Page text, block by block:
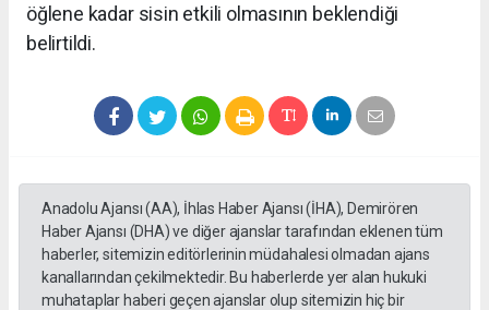
öğlene kadar sisin etkili olmasının beklendiği
belirtildi.
Anadolu Ajansı (AA), İhlas Haber Ajansı (İHA), Demirören
Haber Ajansı (DHA) ve diğer ajanslar tarafından eklenen tüm
haberler, sitemizin editörlerinin müdahalesi olmadan ajans
kanallarından çekilmektedir. Bu haberlerde yer alan hukuki
muhataplar haberi geçen ajanslar olup sitemizin hiç bir